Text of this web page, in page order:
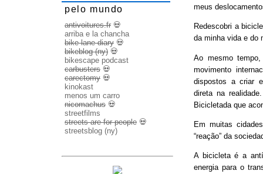
meus
Redescobri a
da minha vida e do
Ao mesmo
movimento
dispostos a criar
direta na
Bicicletada que
Em muitas
“reação” da
A bicicleta é a
energia para o
pelo mundo
antivoitures.fr 💀
arriba e la chancha
bike lane diary 💀
bikeblog (ny) 💀
bikescape podcast
carbusters 💀
carectomy 💀
kinokast
menos um carro
nicomachus 💀
streetfilms
streets are for people 💀
streetsblog (ny)